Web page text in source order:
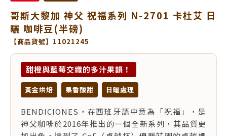
哥斯大黎加 神父 祝福系列 N-2701 卡杜艾 日
曬 咖啡豆(半磅)
【商品貨號】11021245
甜橙與藍莓交織的多汁果韻！
黃金烘焙 果香酸甜 日曬處理
BENDICIONES，在西班牙語中意為「祝福」，是
神父咖啡於2016年推出的一個全新系列，其品質更